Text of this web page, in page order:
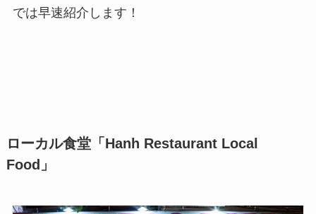
では早速紹介します！
ローカル食堂「Hanh Restaurant Local
Food」